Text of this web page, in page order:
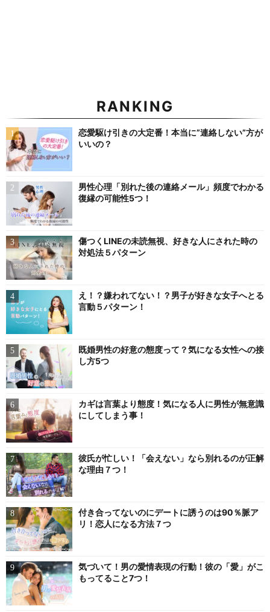
RANKING
恋愛駆け引きの大定番！本当に”連絡しない”方が
いいの？
男性心理「別れた後の連絡メール」頻度でわかる
復縁の可能性5つ！
傷つくLINEの未読無視、好きな人にされた時の
対処法５パターン
え！？嫌われてない！？男子が好きな女子へとる
言動５パターン！
既婚男性の好意の態度って？気になる女性への接
し方5つ
カギは言葉より態度！気になる人に男性が無意識
にしてしまう事！
彼氏が忙しい！「会えない」なら別れるのが正解
な理由７つ！
付き合ってないのにデートに誘うのは90％脈ア
リ！恋人になる方法７つ
気づいて！男の愛情表現の行動！彼の「愛」がこ
もってること7つ！